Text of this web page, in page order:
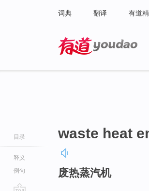
词典 翻译 有道
目录
释义
例句
waste heat
废热蒸汽机